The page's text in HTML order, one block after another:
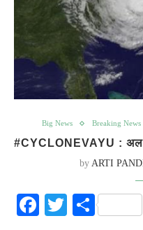
Big News Breaking News
#CYCLONEVAYU :
by ARTI
Facebook
Twitter
Share